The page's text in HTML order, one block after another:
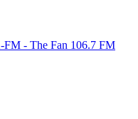
FM - The Fan 106.7 FM